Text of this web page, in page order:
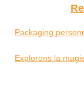
Packaging
Explorons la